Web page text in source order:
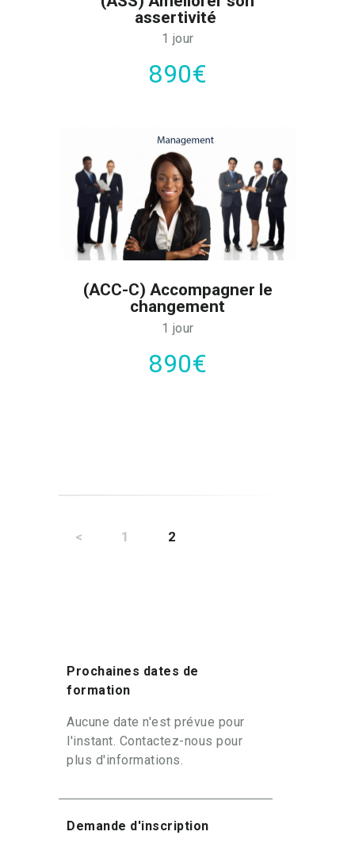
assertivité
1 jour
890€
(ACC-C) Accompagner le
changement
1 jour
890€
des
< PAGE
1 PAGE
2
Prochaines dates de
formation
Aucune date n'est prévue pour
l'instant. Contactez-nous pour
plus d'informations.
Demande d'inscription